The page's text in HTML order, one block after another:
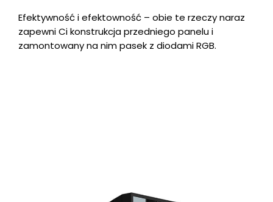
Efektywność i efektowność – obie te rzeczy naraz
zapewni Ci konstrukcja przedniego panelu i
zamontowany na nim pasek z diodami RGB.